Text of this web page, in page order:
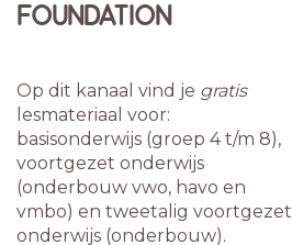
FOUNDATION
Op dit kanaal vind je gratis
lesmateriaal voor:
basisonderwijs (groep 4 t/m 8),
voortgezet onderwijs
(onderbouw vwo, havo en
vmbo) en tweetalig voortgezet
onderwijs (onderbouw).